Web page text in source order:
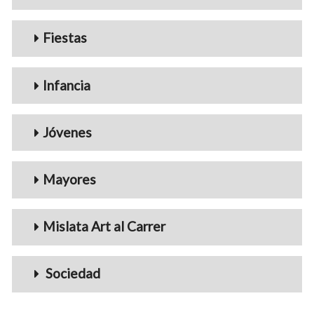
Fiestas
Infancia
Jóvenes
Mayores
Mislata Art al Carrer
Sociedad